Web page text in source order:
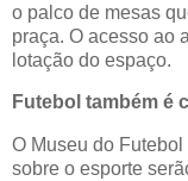
o palco de mesas
praça. O acesso ao
lotação do espaço.
Futebol também é
O Museu do
sobre o esporte